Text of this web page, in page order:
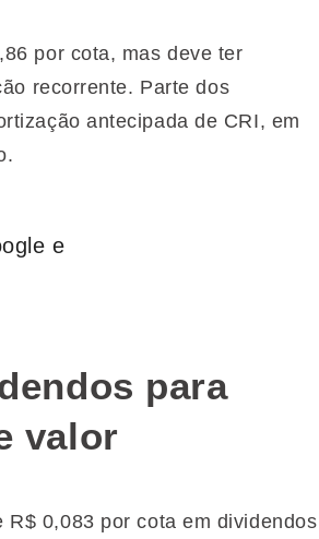
por cota, mas deve ter
recorrente. Parte dos
antecipada de CRI, em
e
para
valor
0,083 por cota em dividendos